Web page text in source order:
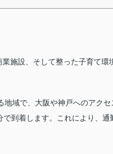
施設、そして整った子育て
域で、大阪や神戸へのアクセ
到着します。これにより、